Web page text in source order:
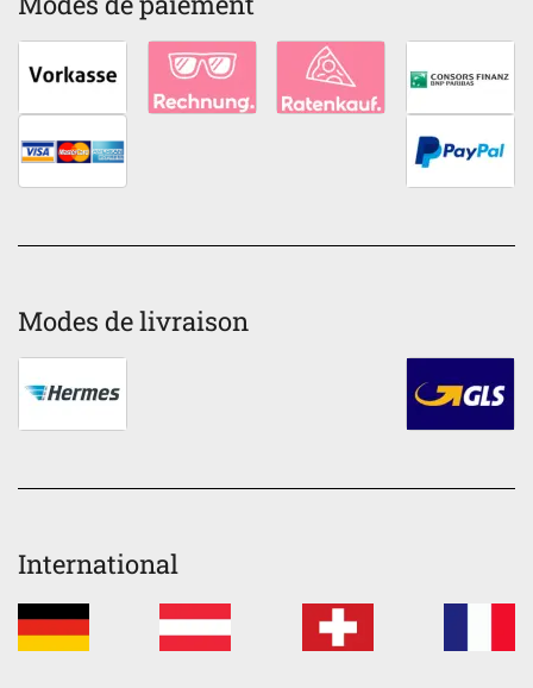
Modes de livraison
International